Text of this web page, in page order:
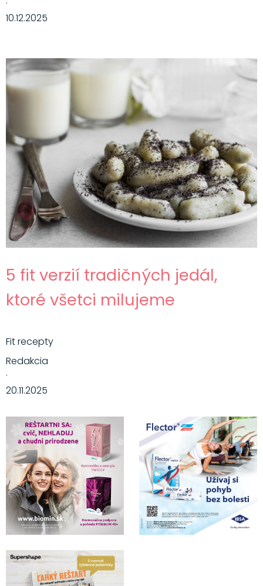
·
10.12.2025
5 fit verzií tradičných jedál,
ktoré všetci milujeme
Fit recepty
Redakcia
·
20.11.2025